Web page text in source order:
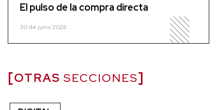
El pulso de la compra directa
30 de junio 2026
OTRAS SECCIONES